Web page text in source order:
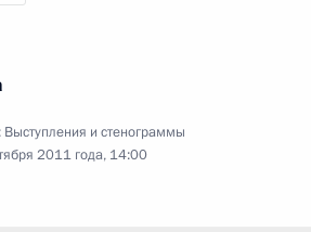
Выступления и стенограммы
2011 года, 14:00